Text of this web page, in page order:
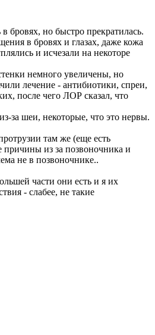
бровях, но быстро прекратилась.
в бровях и глазах, даже кожа
и исчезали на некоторе
немного увеличены, но
лечение - антибиотики, спреи,
после чего ЛОР сказал, что
за шеи, некоторые, что это нервы.
там же (еще есть
причины из за позвоночника и
не в позвоночнике..
части они есть и я их
- слабее, не такие